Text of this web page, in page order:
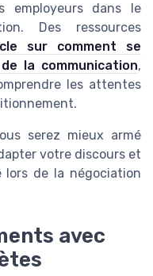
employeurs dans le
Des ressources
sur comment se
la communication,
les attentes
serez mieux armé
votre discours et
de la négociation
avec